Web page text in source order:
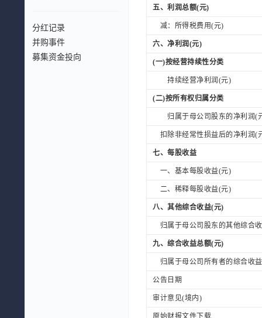
分红记录
并购事件
募集资金投向
五、利润总额(元)
减：所得税费用(元)
六、净利润(元)
(一)按经营持续性分类
持续经营净利润(元)
(二)按所有权归属分类
归属于母公司股东的净利润(
扣除非经常性损益后的净利润(
七、每股收益
一、基本每股收益(元)
二、稀释每股收益(元)
八、其他综合收益(元)
归属于母公司股东的其他综合
九、综合收益总额(元)
归属于母公司所有者的综合收
公告日期
审计意见(境内)
原始财报文件下载